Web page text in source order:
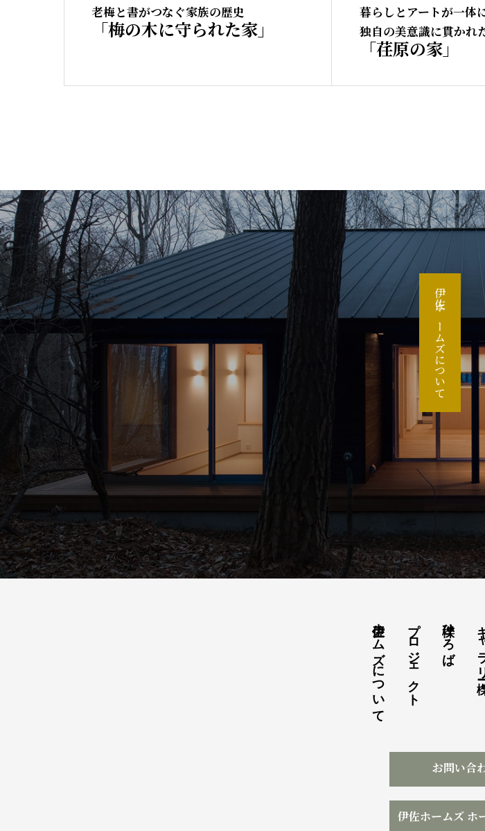
老梅と書がつなぐ家族の歴史
「梅の木に守られた家」
暮らしとアートが一体
独自の美意識に貫かれ
「荏原の家」
伊佐ホームズについて
ギ
櫟ひろば
プロジェクト
伊佐ホームズについて
お問い合
伊佐ホームズ ホ